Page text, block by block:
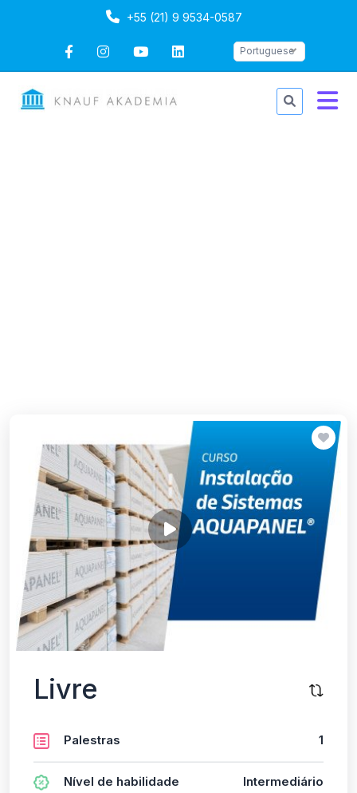
+55 (21) 9 9534-0587
Portuguese
Livre
Palestras 1
Nível de habilidade Intermediário